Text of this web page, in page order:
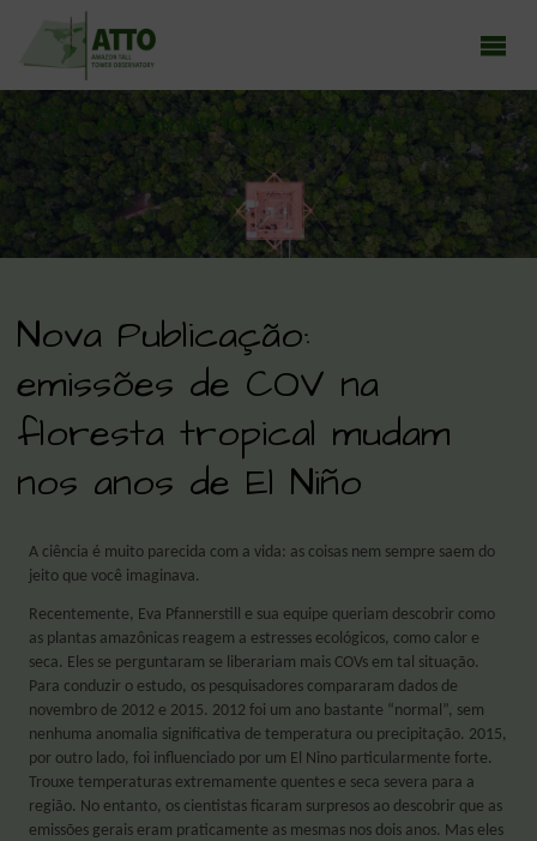
ATTO - AMAZON TALL TOWER OBSERVATORY
Nova Publicação:
emissões de COV na
floresta tropical mudam
nos anos de El Niño
A ciência é muito parecida com a vida: as coisas nem sempre saem do
jeito que você imaginava.
Recentemente, Eva Pfannerstill e sua equipe queriam descobrir como
as plantas amazônicas reagem a estresses ecológicos, como calor e
seca. Eles se perguntaram se liberariam mais COVs em tal situação.
Para conduzir o estudo, os pesquisadores compararam dados de
novembro de 2012 e 2015. 2012 foi um ano bastante “normal”, sem
nenhuma anomalia significativa de temperatura ou precipitação. 2015,
por outro lado, foi influenciado por um El Nino particularmente forte.
Trouxe temperaturas extremamente quentes e seca severa para a
região. No entanto, os cientistas ficaram surpresos ao descobrir que as
emissões gerais eram praticamente as mesmas nos dois anos. Mas eles